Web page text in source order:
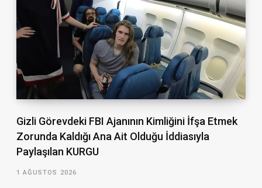
Gizli Görevdeki FBI Ajanının Kimliğini İfşa Etmek
Zorunda Kaldığı Ana Ait Olduğu İddiasıyla
Paylaşılan KURGU
1 AĞUSTOS 2026